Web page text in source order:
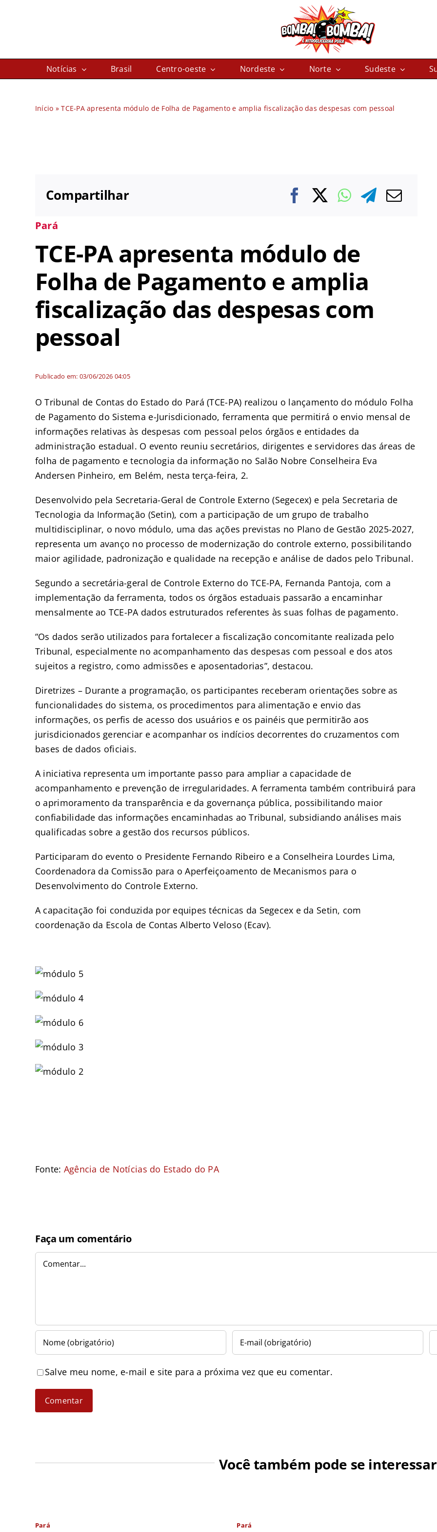
Notícias Brasil Centro-oeste Nordeste Norte Sudeste
Início »TCE-PA apresenta módulo de Folha de Pagamento e amplia fiscalização das despesas com pessoal
Compartilhar
Pará
TCE-PA apresenta módulo de
Folha de Pagamento e amplia
fiscalização das despesas com
pessoal
Publicado em: 03/06/2026 04:05
O Tribunal de Contas do Estado do Pará (TCE-PA) realizou o lançamento do módulo Folha
de Pagamento do Sistema e-Jurisdicionado, ferramenta que permitirá o envio mensal de
informações relativas às despesas com pessoal pelos órgãos e entidades da
administração estadual. O evento reuniu secretários, dirigentes e servidores das áreas de
folha de pagamento e tecnologia da informação no Salão Nobre Conselheira Eva
Andersen Pinheiro, em Belém, nesta terça-feira, 2.
Desenvolvido pela Secretaria-Geral de Controle Externo (Segecex) e pela Secretaria de
Tecnologia da Informação (Setin), com a participação de um grupo de trabalho
multidisciplinar, o novo módulo, uma das ações previstas no Plano de Gestão 2025-2027,
representa um avanço no processo de modernização do controle externo, possibilitando
maior agilidade, padronização e qualidade na recepção e análise de dados pelo Tribunal.
Segundo a secretária-geral de Controle Externo do TCE-PA, Fernanda Pantoja, com a
implementação da ferramenta, todos os órgãos estaduais passarão a encaminhar
mensalmente ao TCE-PA dados estruturados referentes às suas folhas de pagamento.
“Os dados serão utilizados para fortalecer a fiscalização concomitante realizada pelo
Tribunal, especialmente no acompanhamento das despesas com pessoal e dos atos
sujeitos a registro, como admissões e aposentadorias”, destacou.
Diretrizes – Durante a programação, os participantes receberam orientações sobre as
funcionalidades do sistema, os procedimentos para alimentação e envio das
informações, os perfis de acesso dos usuários e os painéis que permitirão aos
jurisdicionados gerenciar e acompanhar os indícios decorrentes do cruzamentos com
bases de dados oficiais.
A iniciativa representa um importante passo para ampliar a capacidade de
acompanhamento e prevenção de irregularidades. A ferramenta também contribuirá para
o aprimoramento da transparência e da governança pública, possibilitando maior
confiabilidade das informações encaminhadas ao Tribunal, subsidiando análises mais
qualificadas sobre a gestão dos recursos públicos.
Participaram do evento o Presidente Fernando Ribeiro e a Conselheira Lourdes Lima,
Coordenadora da Comissão para o Aperfeiçoamento de Mecanismos para o
Desenvolvimento do Controle Externo.
A capacitação foi conduzida por equipes técnicas da Segecex e da Setin, com
coordenação da Escola de Contas Alberto Veloso (Ecav).
Fonte: Agência de Notícias do Estado do PA
Faça um comentário
Comentar
Salve meu nome, e-mail e site para a próxima vez que eu comentar.
Você também pode se interessar
Pará Pará